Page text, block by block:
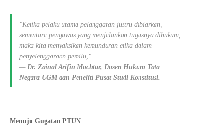
"Ketika pelaku utama pelanggaran justru dibiarkan,
sementara pengawas yang menjalankan tugasnya dihukum,
maka kita menyaksikan kemunduran etika dalam
penyelenggaraan pemilu,"
— Dr. Zainal Arifin Mochtar, Dosen Hukum Tata
Negara UGM dan Peneliti Pusat Studi Konstitusi.
Menuju Gugatan PTUN